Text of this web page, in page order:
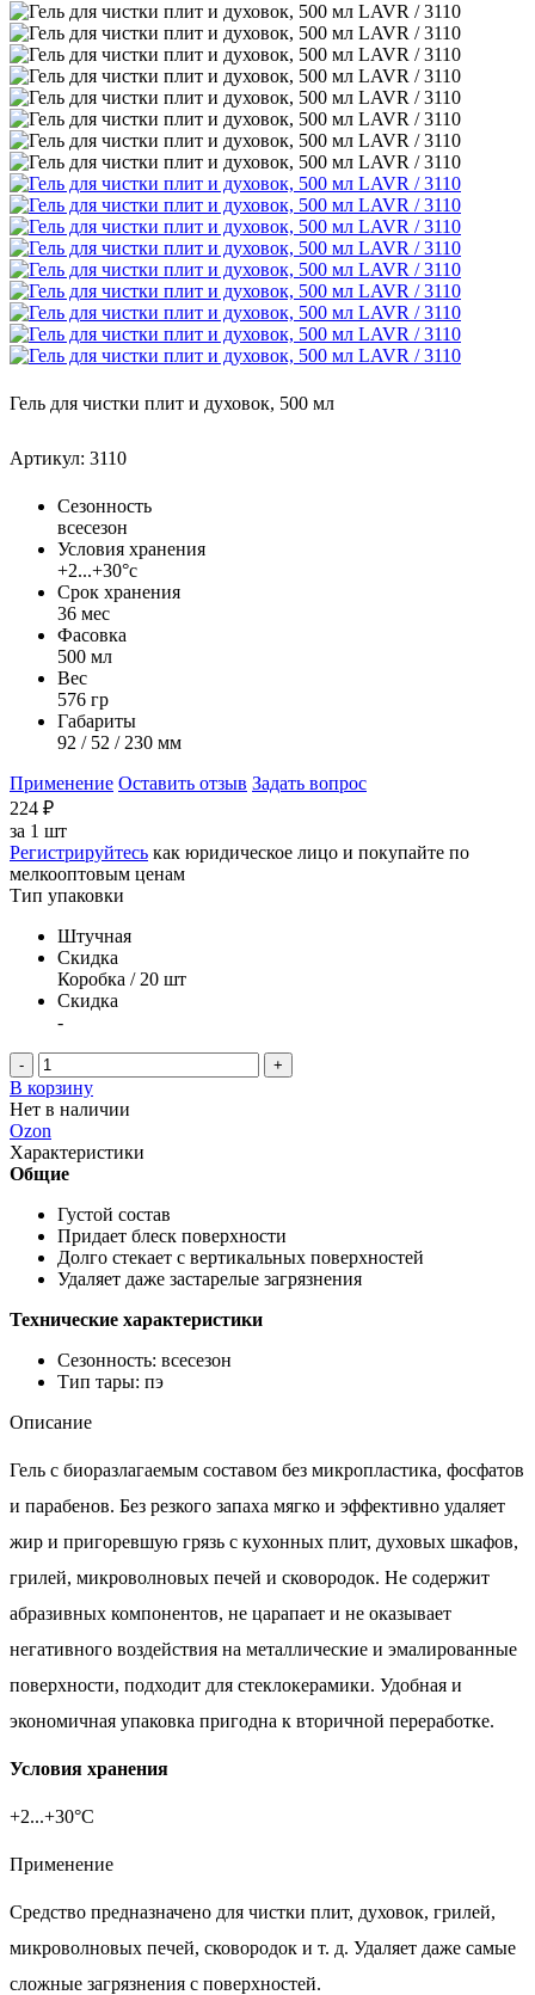
Гель для чистки плит и духовок, 500 мл
Артикул: 3110
Сезонность
всесезон
Условия хранения
+2...+30°с
Срок хранения
36 мес
Фасовка
500 мл
Вес
576 гр
Габариты
92 / 52 / 230 мм
Применение Оставить отзыв Задать вопрос
224 ₽
за 1 шт
Регистрируйтесь как юридическое лицо и покупайте по
мелкооптовым ценам
Тип упаковки
Штучная
Скидка
Коробка / 20 шт
Скидка
-
- +
В корзину
Нет в наличии
Ozon
Характеристики
Общие
Густой состав
Придает блеск поверхности
Долго стекает с вертикальных поверхностей
Удаляет даже застарелые загрязнения
Технические характеристики
Сезонность: всесезон
Тип тары: пэ
Описание
Гель с биоразлагаемым составом без микропластика, фосфатов
и парабенов. Без резкого запаха мягко и эффективно удаляет
жир и пригоревшую грязь с кухонных плит, духовых шкафов,
грилей, микроволновых печей и сковородок. Не содержит
абразивных компонентов, не царапает и не оказывает
негативного воздействия на металлические и эмалированные
поверхности, подходит для стеклокерамики. Удобная и
экономичная упаковка пригодна к вторичной переработке.
Условия хранения
+2...+30°С
Применение
Средство предназначено для чистки плит, духовок, грилей,
микроволновых печей, сковородок и т. д. Удаляет даже самые
сложные загрязнения с поверхностей.